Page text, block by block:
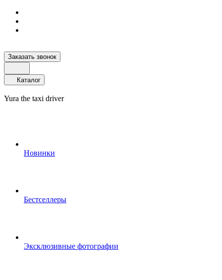
Заказать звонок
Каталог
Yura the taxi driver
Новинки
Бестселлеры
Эксклюзивные фотографии